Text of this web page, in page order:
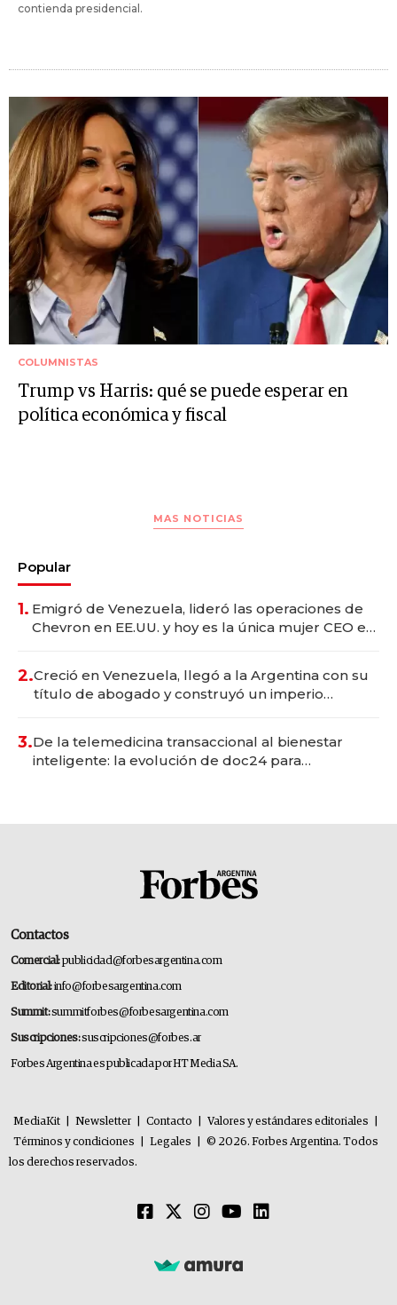
contienda presidencial.
COLUMNISTAS
Trump vs Harris: qué se puede esperar en
política económica y fiscal
MAS NOTICIAS
Popular
1. Emigró de Venezuela, lideró las operaciones de
Chevron en EE.UU. y hoy es la única mujer CEO en
2.Creció en Venezuela, llegó a la Argentina con su
título de abogado y construyó un imperio
3.De la telemedicina transaccional al bienestar
inteligente: la evolución de doc24 para
Contactos
Comercial:publicidad@forbesargentina.com
Editorial:info@forbesargentina.com
Summit:summitforbes@forbesargentina.com
Suscripciones:suscripciones@forbes.ar
Forbes Argentina es publicada por HT Media SA.
MediaKit Newsletter Contacto Valores y estándares editoriales
Términos y condiciones
Legales
© 2026. Forbes Argentina. Todos
los derechos reservados.